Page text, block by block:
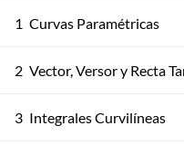
1 Curvas Paramétricas
2 Vector, Versor y Recta
3 Integrales Curvilíneas